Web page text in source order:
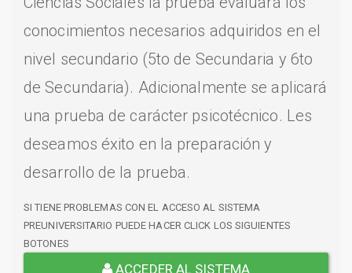
conocimientos necesarios adquiridos en el
nivel secundario (5to de Secundaria y 6to
de Secundaria). Adicionalmente se aplicará
una prueba de carácter psicotécnico. Les
deseamos éxito en la preparación y
desarrollo de la prueba.
SI TIENE PROBLEMAS CON EL ACCESO AL SISTEMA
PREUNIVERSITARIO PUEDE HACER CLICK LOS SIGUIENTES
BOTONES
ACCEDER AL SISTEMA